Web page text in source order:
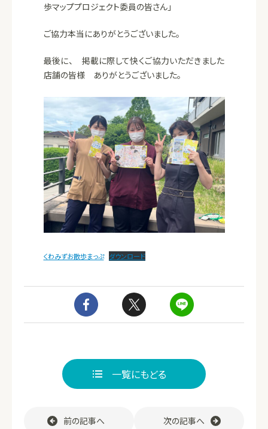
歩マッププロジェクト委員の皆さん」
ご協力本当にありがとうございました。
最後に、 掲載に際して快くご協力いただきました
店舗の皆様 ありがとうございました。
くわみずお散歩まっぷ ダウンロード
一覧にもどる
前の記事へ 次の記事へ